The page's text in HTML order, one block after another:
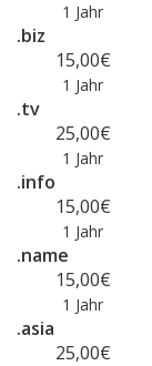
1 Jahr
.biz
15,00€
1 Jahr
.tv
25,00€
1 Jahr
.info
15,00€
1 Jahr
.name
15,00€
1 Jahr
.asia
25,00€